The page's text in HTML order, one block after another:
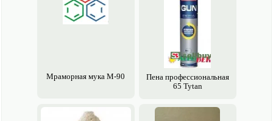
Мраморная мука М-90
Пена профессиональная
65 Tytan